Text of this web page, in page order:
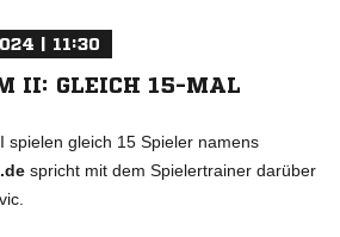
| 11:30
II: GLEICH 15-MAL
spielen gleich 15 Spieler namens
spricht mit dem Spielertrainer darüber